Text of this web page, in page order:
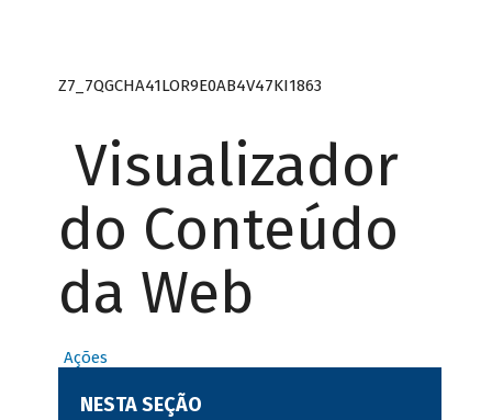
Z7_7QGCHA41LOR9E0AB4V47KI1863
Visualizador
do Conteúdo
da Web
Ações
NESTA SEÇÃO